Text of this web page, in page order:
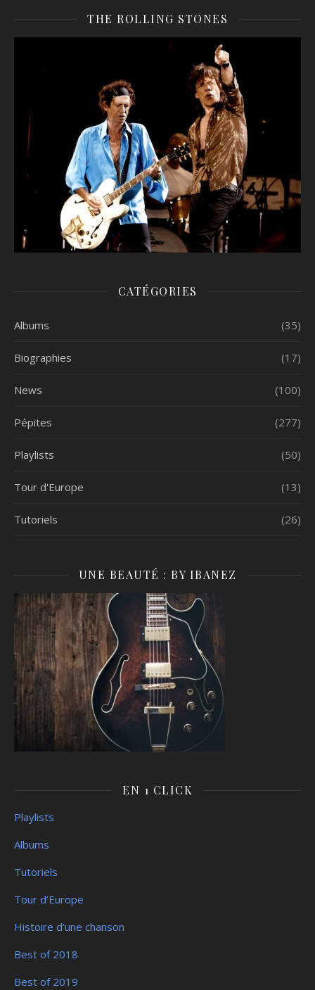
THE ROLLING STONES
CATÉGORIES
Albums (35)
Biographies (17)
News (100)
Pépites (277)
Playlists (50)
Tour d'Europe (13)
Tutoriels (26)
UNE BEAUTÉ : BY IBANEZ
EN 1 CLICK
Playlists
Albums
Tutoriels
Tour d’Europe
Histoire d’une chanson
Best of 2018
Best of 2019